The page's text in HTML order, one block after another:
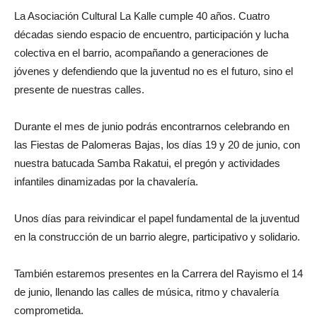
La Asociación Cultural La Kalle cumple 40 años. Cuatro
décadas siendo espacio de encuentro, participación y lucha
colectiva en el barrio, acompañando a generaciones de
jóvenes y defendiendo que la juventud no es el futuro, sino el
presente de nuestras calles.
Durante el mes de junio podrás encontrarnos celebrando en
las Fiestas de Palomeras Bajas, los días 19 y 20 de junio, con
nuestra batucada Samba Rakatui, el pregón y actividades
infantiles dinamizadas por la chavalería.
Unos días para reivindicar el papel fundamental de la juventud
en la construcción de un barrio alegre, participativo y solidario.
También estaremos presentes en la Carrera del Rayismo el 14
de junio, llenando las calles de música, ritmo y chavalería
comprometida.